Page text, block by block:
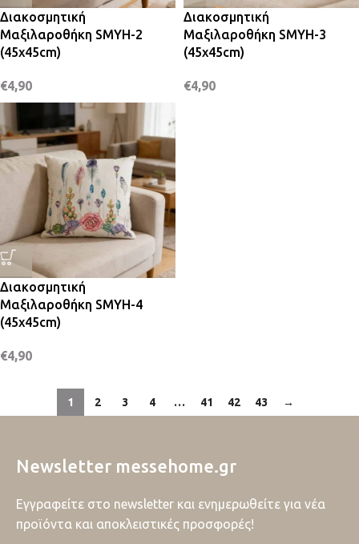
Διακοσμητική
Μαξιλαροθήκη SMYH-2
(45x45cm)
€4,90
Διακοσμητική
Μαξιλαροθήκη SMYH-3
(45x45cm)
€4,90
Διακοσμητική
Μαξιλαροθήκη SMYH-4
(45x45cm)
€4,90
1 2 3 4 … 41 42 43 →
Newsletter messehome.gr
Εγγραφείτε στο newsletter και ενημερωθείτε για νέα
προϊόντα και αποκλειστικές προσφορές!